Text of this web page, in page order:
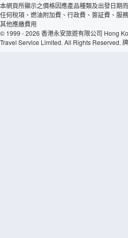
本網頁所顯示之價格因應產品種類及出發日期
任何稅項、燃油附加費、行政費、簽証費、服
其他應繳費用
© 1999 - 2026 香港永安旅遊有限公司 Hong
Travel Service Limited. All Rights Reserved.